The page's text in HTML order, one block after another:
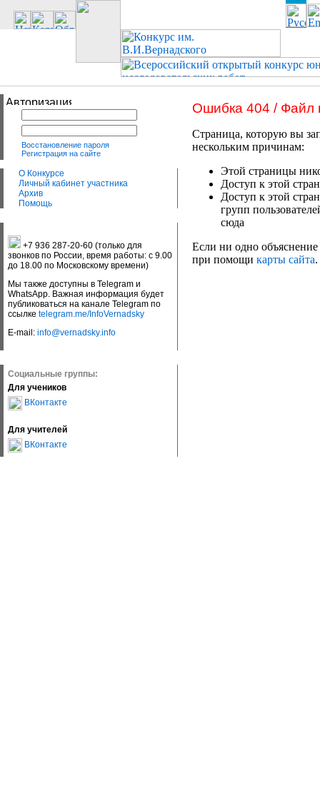
Восстановление пароля
Регистрация на сайте
О Конкурсе
Личный кабинет участника
Архив
Помощь
+7 936 287-20-60 (только для
звонков по России, время работы: с 9.00
до 18.00 по Московскому времени)
Мы также доступны в Telegram и
WhatsApp. Важная информация будет
публиковаться на канале Telegram по
ссылке telegram.me/InfoVernadsky
E-mail: info@vernadsky.info
Социальные группы:
Для учеников
ВКонтакте
Для учителей
ВКонтакте
Ошибка 404 / Файл
Страница, которую вы
нескольким причинам:
Этой страницы
Доступ к этой
Доступ к этой
групп
сюда
Если ни одно объяснение
при помощи карты сайта.